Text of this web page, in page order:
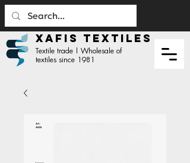
XAFIS TEXTILES
Textile trade | Wholesale of
textiles since 1981